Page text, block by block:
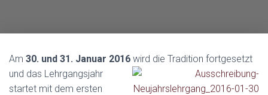
Am 30. und 31. Januar 2016 wird die Tradition fortgesetzt
und das Lehrgangsjahr
startet mit dem ersten